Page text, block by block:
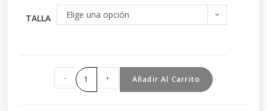
TALLA Elige una opción
- + Añadir Al Carrito